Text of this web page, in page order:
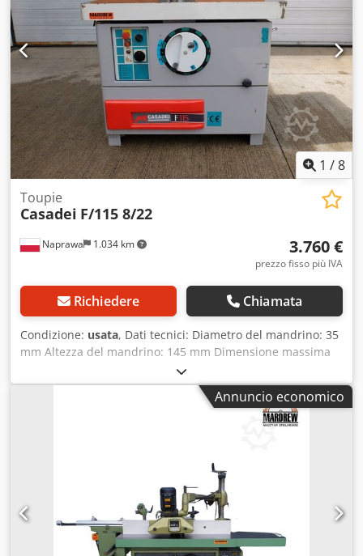
1 /8
Naprawa 1.034 km
Toupie
Casadei F/115 8/22
3.760 €
prezzo fisso più IVA
Richiedere Chiamata
Condizione: usata, Dati tecnici: Diametro del mandrino: 35
mm Altezza del mandrino: 145 mm Dimensione massima
dell'utensile: 220 mm Velocità: 2900/4400/6000/8000/10000
giri/min Regolazione manuale dell'altezza del mandrino
Bloccaggio del mandrino Dimensioni del piano di lavoro:
300x1100 mm Csdpfx Ajh Dzxzsdrorf Bracci di supporto
1170 mm Larghezza: 800 mm Altezza: 1230 mm
Annuncio economico